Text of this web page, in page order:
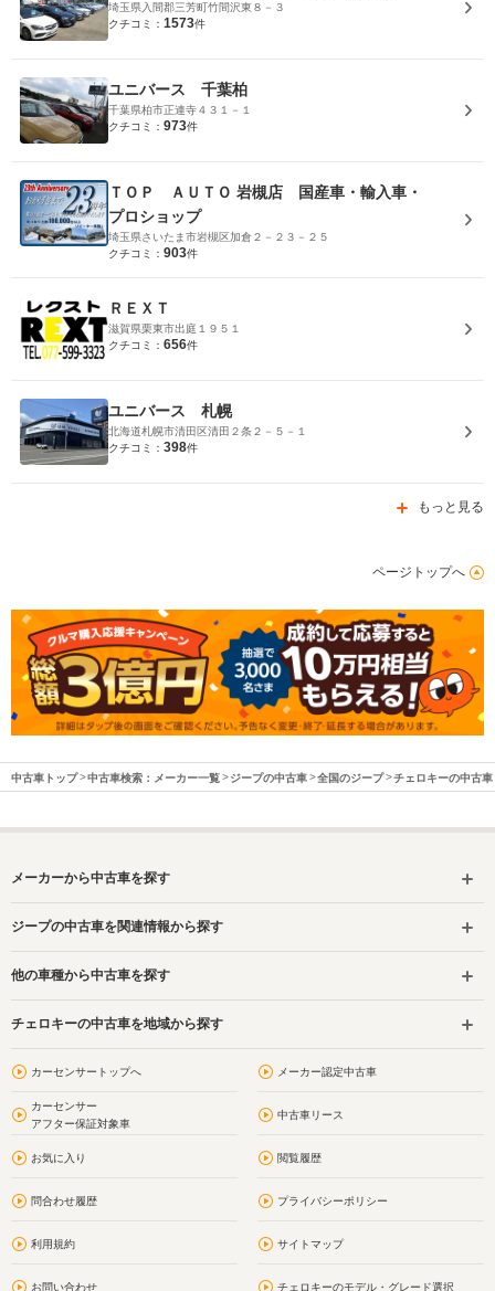
埼玉県入間郡三芳町竹間沢東８－３
クチコミ： 1573件
ユニバース 千葉柏
千葉県柏市正連寺４３１－１
クチコミ： 973件
ＴＯＰ ＡＵＴＯ 岩槻店 国産車・輸入車・
プロショップ
埼玉県さいたま市岩槻区加倉２－２３－２５
クチコミ： 903件
ＲＥＸＴ
滋賀県栗東市出庭１９５１
クチコミ： 656件
ユニバース 札幌
北海道札幌市清田区清田２条２－５－１
クチコミ： 398件
もっと見る
ページトップへ
中古車トップ 中古車検索：メーカー一覧 ジープの中古車 全国のジープ チェロキーの中古車
メーカーから中古車を探す
ジープの中古車を関連情報から探す
他の車種から中古車を探す
チェロキーの中古車を地域から探す
カーセンサートップへ メーカー認定中古車
カーセンサー
アフター保証対象車
中古車リース
お気に入り 閲覧履歴
問合わせ履歴 プライバシーポリシー
利用規約 サイトマップ
お問い合わせ チェロキーのモデル・グレード選択